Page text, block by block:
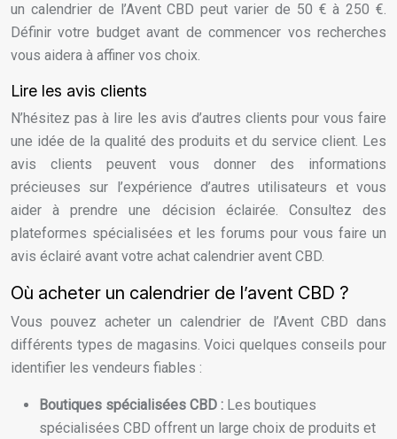
un calendrier de l’Avent CBD peut varier de 50 € à 250 €.
Définir votre budget avant de commencer vos recherches
vous aidera à affiner vos choix.
Lire les avis clients
N’hésitez pas à lire les avis d’autres clients pour vous faire
une idée de la qualité des produits et du service client. Les
avis clients peuvent vous donner des informations
précieuses sur l’expérience d’autres utilisateurs et vous
aider à prendre une décision éclairée. Consultez des
plateformes spécialisées et les forums pour vous faire un
avis éclairé avant votre achat calendrier avent CBD.
Où acheter un calendrier de l’avent CBD ?
Vous pouvez acheter un calendrier de l’Avent CBD dans
différents types de magasins. Voici quelques conseils pour
identifier les vendeurs fiables :
Boutiques spécialisées CBD : Les boutiques
spécialisées CBD offrent un large choix de produits et